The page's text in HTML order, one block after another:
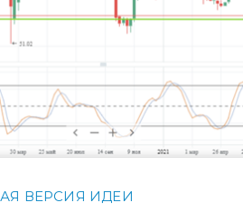
ВЕРСИЯ ИДЕИ